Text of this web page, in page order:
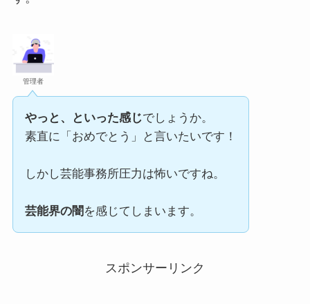
管理者
やっと、といった感じでしょうか。
素直に「おめでとう」と言いたいです！
しかし芸能事務所圧力は怖いですね。
芸能界の闇 を感じてしまいます。
スポンサーリンク